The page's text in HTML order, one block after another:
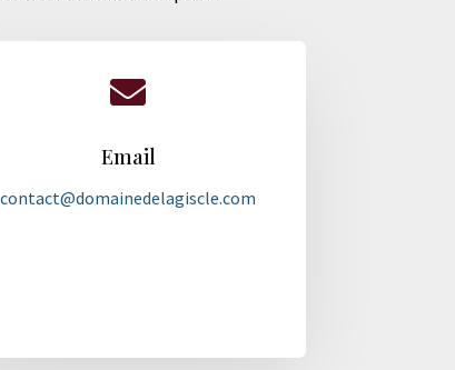

Email
contact@domainedelagiscle.com